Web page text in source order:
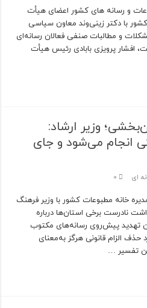
و رسانه های کشور اعضای هیأت
با دکتر زینی‌وند معاون سیاسی
و مطالبات صنفی فعالان رسانه‌ای
افشار پرویزی بابادی رئیس هیأت
وزیر ارشاد:
انجام می‌شود و جای
ای 0
خانه مطبوعات کشور با وزیر فرهنگ
نادرست برخی استان‌ها درباره
تهدید پیش‌روی رسانه‌های مکتوب
الزام قانونی هرگز به‌معنای
تفسیر …